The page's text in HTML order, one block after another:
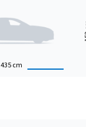
435 cm